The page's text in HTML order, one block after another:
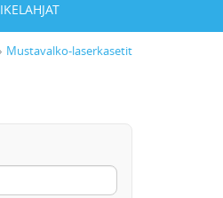
Mustavalko-laserkasetit